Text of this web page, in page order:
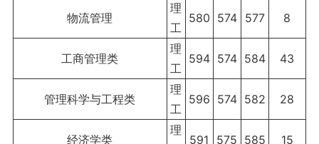
物流管理
理
工
580 574 577 8
工商管理类
理
工
594 574 584 43
管理科学与工程类
理
工
596 574 582 28
经济学类
理
591 575 585 15